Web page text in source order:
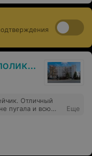
Отличный
пугала и всю
свою
ее медсестре!!
Еще